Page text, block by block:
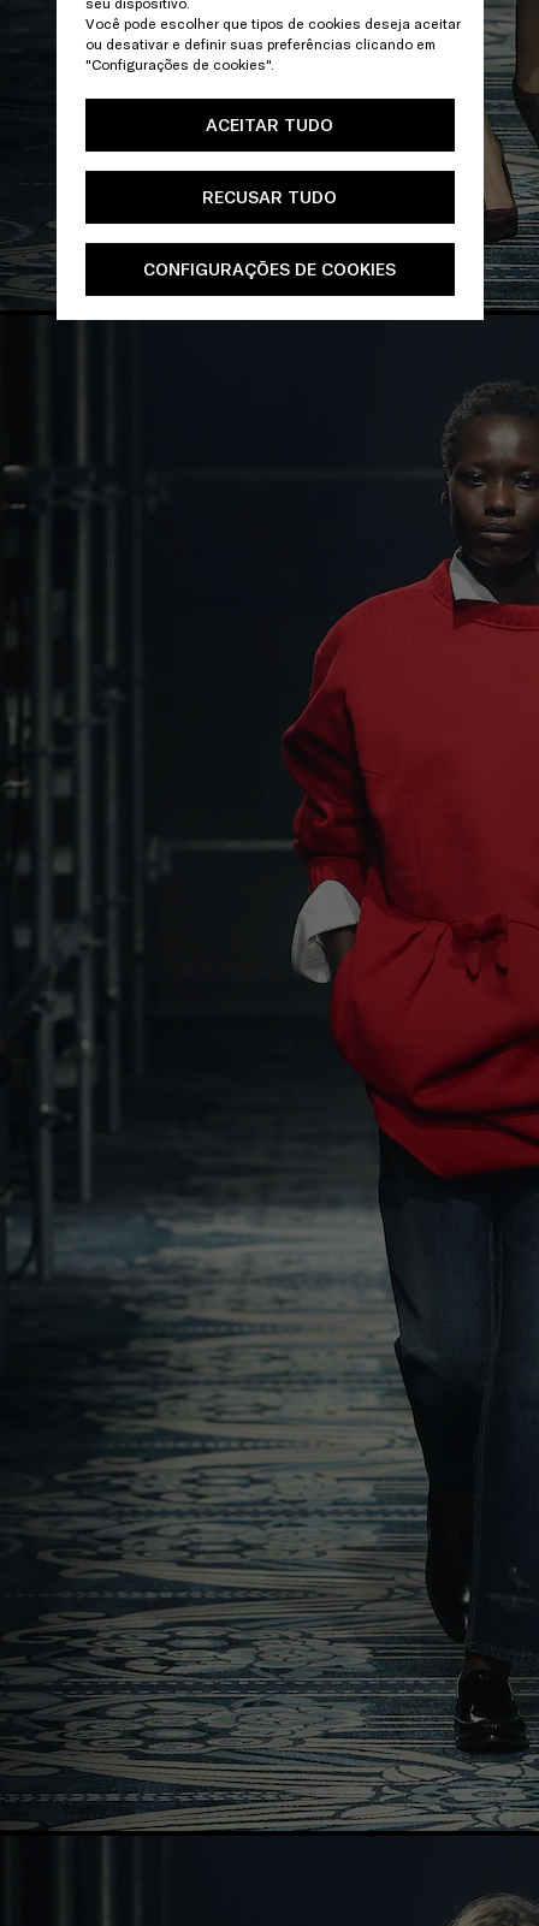
Você pode escolher que tipos de cookies deseja aceitar
ou desativar e definir suas preferências clicando em
"Configurações de cookies".
ACEITAR TUDO
RECUSAR TUDO
CONFIGURAÇÕES DE COOKIES